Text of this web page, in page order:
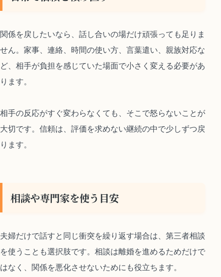
関係を戻したいなら、話し合いの場だけ頑張っても足りま
せん。家事、連絡、時間の使い方、言葉遣い、親族対応な
ど、相手が負担を感じていた場面で小さく変える必要があ
ります。
相手の反応がすぐ変わらなくても、そこで怒らないことが
大切です。信頼は、評価を求めない継続の中で少しずつ戻
ります。
相談や専門家を使う目安
夫婦だけで話すと同じ衝突を繰り返す場合は、第三者相談
を使うことも選択肢です。相談は離婚を進めるためだけで
はなく、関係を悪化させないためにも役立ちます。